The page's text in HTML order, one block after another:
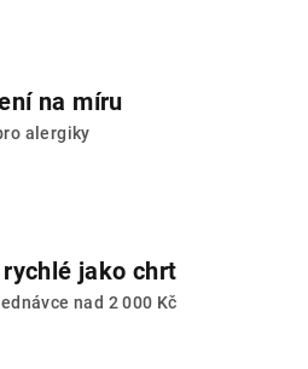
na míru
alergiky
rychlé jako chrt
nad 2 000 Kč